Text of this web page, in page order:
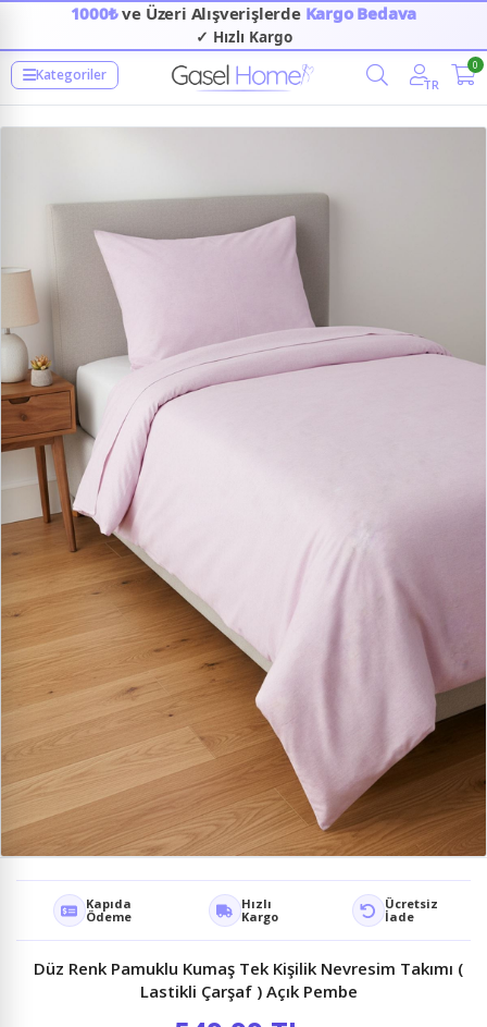
1000₺ve Üzeri Alışverişlerde Kargo Bedava
✓ Hızlı Kargo
Kategoriler
TR
0
Kapıda
Ödeme
Hızlı
Kargo
Ücretsiz
İade
Düz Renk Pamuklu Kumaş Tek Kişilik Nevresim Takımı (
Lastikli Çarşaf ) Açık Pembe